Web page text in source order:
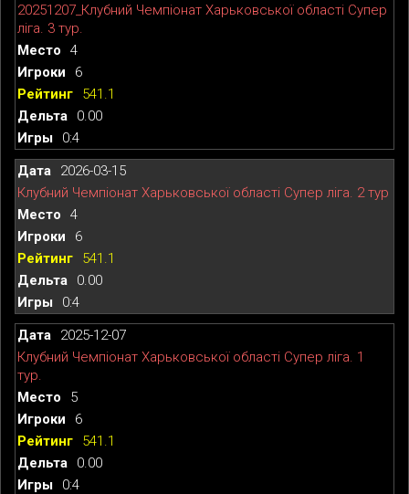
20251207_Клубний Чемпіонат Харьковської області Супер
ліга. 3 тур.
4
6
541.1
0.00
0:4
2026-03-15
Клубний Чемпіонат Харьковської області Супер ліга. 2 тур
4
6
541.1
0.00
0:4
2025-12-07
Клубний Чемпіонат Харьковської області Супер ліга. 1
тур.
5
6
541.1
0.00
0:4